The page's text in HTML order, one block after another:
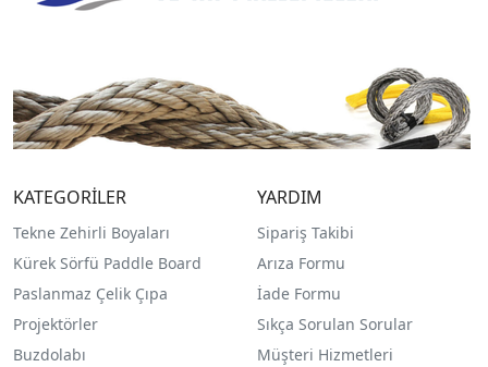
KATEGORİLER
Tekne Zehirli Boyaları
Kürek Sörfü Paddle Board
Paslanmaz Çelik Çıpa
Projektörler
Buzdolabı
YARDIM
Sipariş Takibi
Arıza Formu
İade Formu
Sıkça Sorulan Sorular
Müşteri Hizmetleri